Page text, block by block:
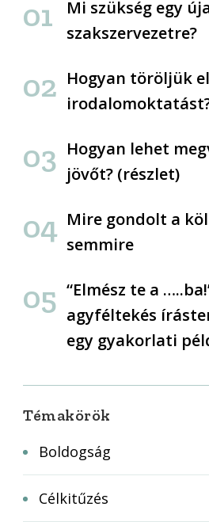
Mi szükség egy
szakszervezetre?
Hogyan töröljük
Hogyan lehet
jövőt? (részlet)
Mire gondolt a
semmire
“Elmész te a
agyféltekés
egy gyakorlati
Témakörök
Boldogság
Célkitűzés